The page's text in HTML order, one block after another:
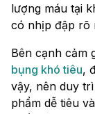
lượng máu tại
có nhịp đập rõ
Bên cạnh cảm
bụng khó tiêu,
vậy, nên duy
phẩm dễ tiêu